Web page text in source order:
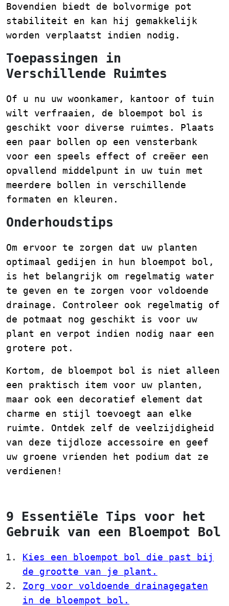
Bovendien biedt de bolvormige pot
stabiliteit en kan hij gemakkelijk
worden verplaatst indien nodig.
Toepassingen in
Verschillende Ruimtes
Of u nu uw woonkamer, kantoor of tuin
wilt verfraaien, de bloempot bol is
geschikt voor diverse ruimtes. Plaats
een paar bollen op een vensterbank
voor een speels effect of creëer een
opvallend middelpunt in uw tuin met
meerdere bollen in verschillende
formaten en kleuren.
Onderhoudstips
Om ervoor te zorgen dat uw planten
optimaal gedijen in hun bloempot bol,
is het belangrijk om regelmatig water
te geven en te zorgen voor voldoende
drainage. Controleer ook regelmatig of
de potmaat nog geschikt is voor uw
plant en verpot indien nodig naar een
grotere pot.
Kortom, de bloempot bol is niet alleen
een praktisch item voor uw planten,
maar ook een decoratief element dat
charme en stijl toevoegt aan elke
ruimte. Ontdek zelf de veelzijdigheid
van deze tijdloze accessoire en geef
uw groene vrienden het podium dat ze
verdienen!
9 Essentiële Tips voor het
Gebruik van een Bloempot Bol
Kies een bloempot bol die past bij
de grootte van je plant.
Zorg voor voldoende drainagegaten
in de bloempot bol.